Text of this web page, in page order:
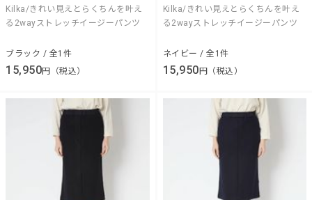
Kilka/きれい見えとらくちんを叶え
る2wayストレッチイージーパンツ
ブラック / 全1件
15,950円（税込）
Kilka/きれい見えとらくちんを叶え
る2wayストレッチイージーパンツ
ネイビー / 全1件
15,950 円（税込）